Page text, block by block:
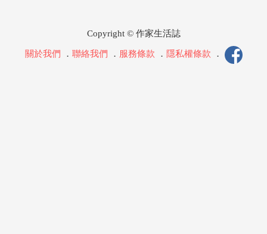
Copyright © 作家生活誌
關於我們 ． 聯絡我們 ． 服務條款 ． 隱私權條款 ．